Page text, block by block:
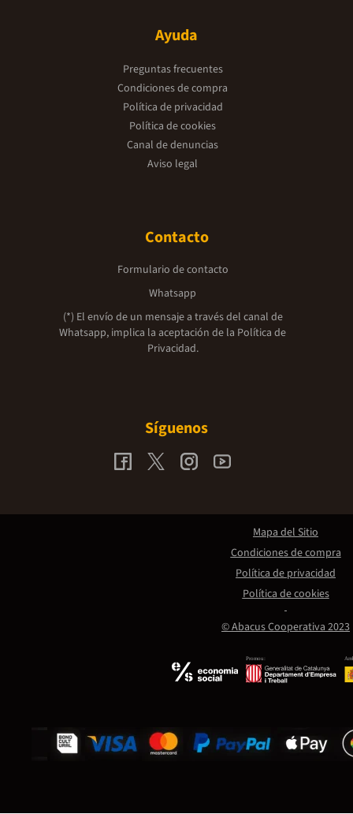
Ayuda
Preguntas frecuentes
Condiciones de compra
Política de privacidad
Política de cookies
Canal de denuncias
Aviso legal
Contacto
Formulario de contacto
Whatsapp
(*) El envío de un mensaje a través del canal de
Whatsapp, implica la aceptación de la Política de
Privacidad.
Síguenos
Promou:
© Abacus Cooperativa 2023
Mapa del Sitio
Condiciones de compra
Política de privacidad
Política de cookies